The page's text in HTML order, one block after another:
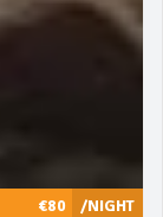
/NIGHT
€80